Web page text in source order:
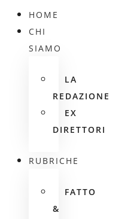
HOME
CHI
SIAMO
LA
REDAZIONE
EX
DIRETTORI
RUBRICHE
FATTO
&